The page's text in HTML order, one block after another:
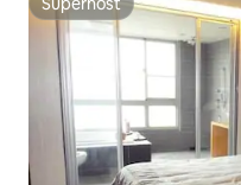
Superhost